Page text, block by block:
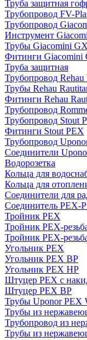
Труба защитная
Трубопровод FV-
Трубопровод
Инструмент
Трубы Giacomini GX
Фитинги Giacomini
Труба защитная
Трубопровод Rehau
Трубы Rehau
Фитинги Rehau
Трубопровод
Трубопровод Stout
Фитинги Stout PEX
Трубопровод
Соединители
Водорозетка
Кольца для
Кольца для
Соединители для
Соединитель PEX-
Тройник PEX
Тройник PEX-
Тройник PEX-
Угольник PEX
Угольник PEX ВР
Угольник PEX НР
Штуцер PEX c
Штуцер PEX ВР
Трубы Uponor PEX
Трубы из
Трубопровод из
Трубы из